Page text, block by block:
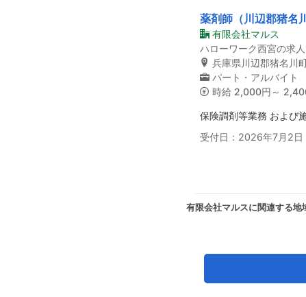
薬剤師（川辺郡猪名
有限会社マルス
ハローワーク西宮の求人
兵庫県川辺郡猪名川
パート・アルバイト
時給 2,000円～
保険調剤等業務 および
受付日：2026年7月2
有限会社マルスに関連する